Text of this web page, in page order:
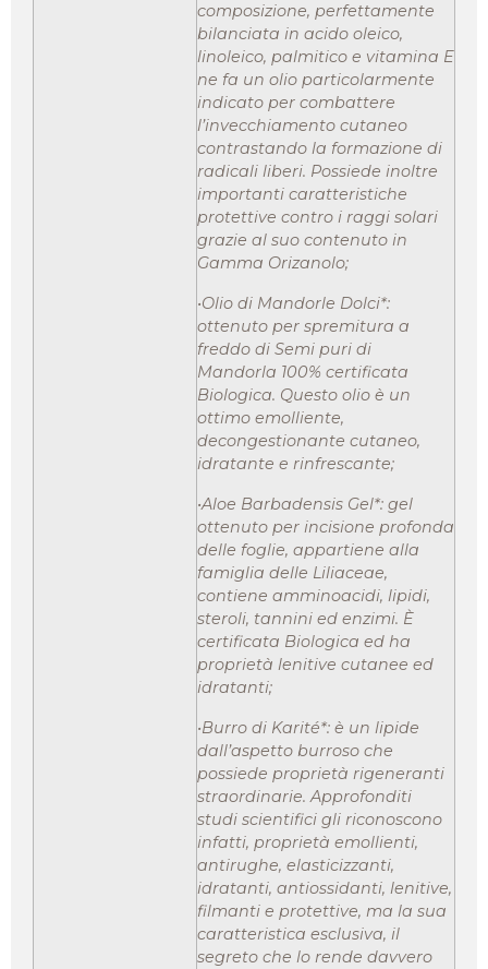
composizione, perfettamente
bilanciata in acido oleico,
linoleico, palmitico e vitamina E
ne fa un olio particolarmente
indicato per combattere
l’invecchiamento cutaneo
contrastando la formazione di
radicali liberi. Possiede inoltre
importanti caratteristiche
protettive contro i raggi solari
grazie al suo contenuto in
Gamma Orizanolo;
•Olio di Mandorle Dolci*:
ottenuto per spremitura a
freddo di Semi puri di
Mandorla 100% certificata
Biologica. Questo olio è un
ottimo emolliente,
decongestionante cutaneo,
idratante e rinfrescante;
•Aloe Barbadensis Gel*: gel
ottenuto per incisione profonda
delle foglie, appartiene alla
famiglia delle Liliaceae,
contiene amminoacidi, lipidi,
steroli, tannini ed enzimi. È
certificata Biologica ed ha
proprietà lenitive cutanee ed
idratanti;
•Burro di Karité*: è un lipide
dall’aspetto burroso che
possiede proprietà rigeneranti
straordinarie. Approfonditi
studi scientifici gli riconoscono
infatti, proprietà emollienti,
antirughe, elasticizzanti,
idratanti, antiossidanti, lenitive,
filmanti e protettive, ma la sua
caratteristica esclusiva, il
segreto che lo rende davvero